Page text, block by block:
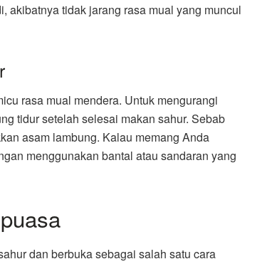
akibatnya tidak jarang rasa mual yang muncul
rasa mual mendera. Untuk mengurangi
tidur setelah selesai makan sahur. Sebab
asam lambung. Kalau memang Anda
menggunakan bantal atau sandaran yang
dan berbuka sebagai salah satu cara